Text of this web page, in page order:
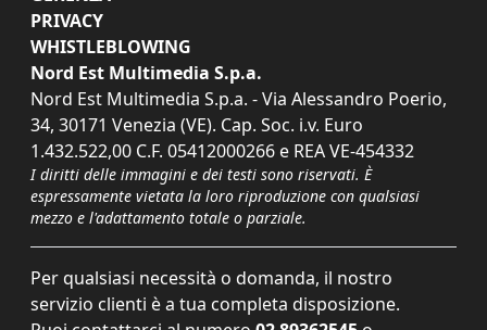
PRIVACY
WHISTLEBLOWING
Nord Est Multimedia S.p.a.
Nord Est Multimedia S.p.a. - Via Alessandro Poerio,
34, 30171 Venezia (VE). Cap. Soc. i.v. Euro
1.432.522,00 C.F. 05412000266 e REA VE-454332
I diritti delle immagini e dei testi sono riservati. È
espressamente vietata la loro riproduzione con qualsiasi
mezzo e l'adattamento totale o parziale.
Per qualsiasi necessità o domanda, il nostro
servizio clienti è a tua completa disposizione.